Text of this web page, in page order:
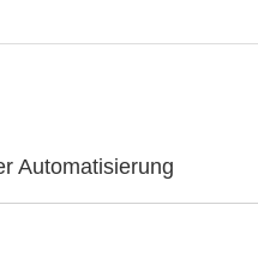
Automatisierung